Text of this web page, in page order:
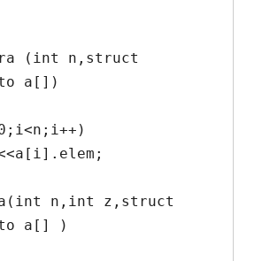
(int n,struct
a[])
n,int z,struct
a[] )